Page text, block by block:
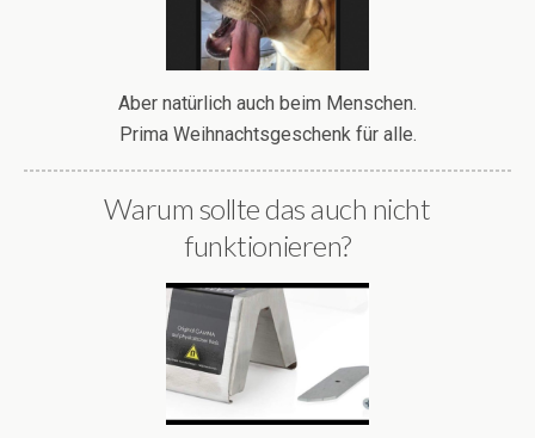
Aber natürlich auch beim Menschen.
Prima Weihnachtsgeschenk für alle.
Warum sollte das auch nicht
funktionieren?